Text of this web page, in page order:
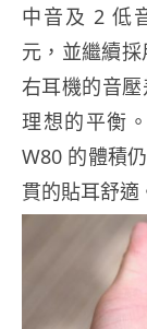
中音及 2 低
元，並繼續
右耳機的音
理想的平衡
W80 的體積
貫的貼耳舒適